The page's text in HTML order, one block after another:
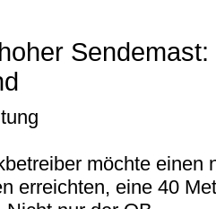
möchte einen
erreichten, eine 40